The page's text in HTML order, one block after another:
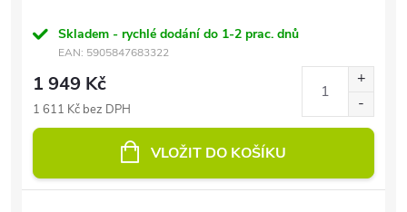
Skladem - rychlé dodání do 1-2 prac. dnů
EAN: 5905847683322
1 949 Kč
1 611 Kč bez DPH
VLOŽIT DO KOŠÍKU